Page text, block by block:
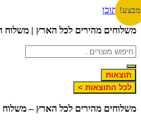
לתוכן
מהירים לכל הארץ | משלוח חינם
תוצאות
לכל התוצאות >
מהירים לכל הארץ – משלוח